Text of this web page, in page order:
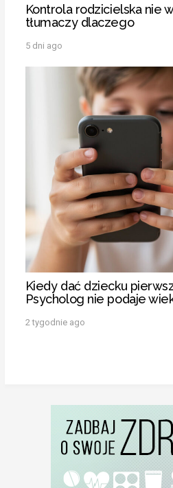
Kontrola rodzicielska nie
tłumaczy dlaczego
5 dni ago
Kiedy dać dziecku
Psycholog nie podaje
2 tygodnie ago